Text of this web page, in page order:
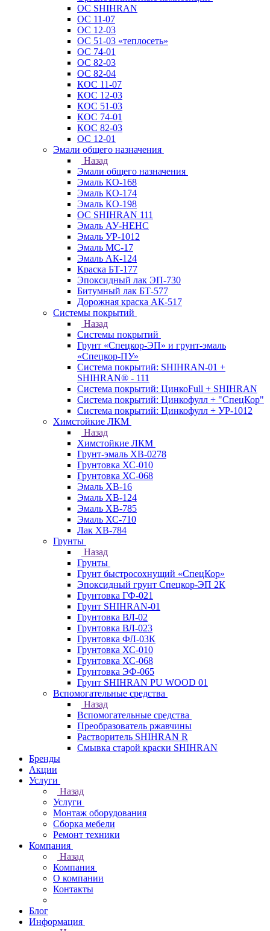
ОС SHIHRAN
ОС 11-07
ОС 12-03
ОС 51-03 «теплосеть»
ОС 74-01
ОС 82-03
ОС 82-04
КОС 11-07
КОС 12-03
КОС 51-03
КОС 74-01
КОС 82-03
ОС 12-01
Эмали общего назначения
Назад
Эмали общего назначения
Эмаль КО-168
Эмаль КО-174
Эмаль КО-198
ОС SHIHRAN 111
Эмаль АУ-НЕНС
Эмаль УР-1012
Эмаль МС-17
Эмаль АК-124
Краска БТ-177
Эпоксидный лак ЭП-730
Битумный лак БТ-577
Дорожная краска АК-517
Системы покрытий
Назад
Системы покрытий
Грунт «Спецкор-ЭП» и грунт-эмаль
«Спецкор-ПУ»
Система покрытий: SHIHRAN-01 +
SHIHRAN® - 111
Система покрытий: ЦинкоFull + SHIHRAN
Система покрытий: Цинкофулл + "СпецКор"
Система покрытий: Цинкофулл + УР-1012
Химстойкие ЛКМ
Назад
Химстойкие ЛКМ
Грунт-эмаль ХВ-0278
Грунтовка ХС-010
Грунтовка ХС-068
Эмаль ХВ-16
Эмаль ХВ-124
Эмаль ХВ-785
Эмаль ХС-710
Лак ХВ-784
Грунты
Назад
Грунты
Грунт быстросохнущий «СпецКор»
Эпоксидный грунт Спецкор-ЭП 2К
Грунтовка ГФ-021
Грунт SHIHRAN-01
Грунтовка ВЛ-02
Грунтовка ВЛ-023
Грунтовка ФЛ-03К
Грунтовка ХС-010
Грунтовка ХС-068
Грунтовка ЭФ-065
Грунт SHIHRAN PU WOOD 01
Вспомогательные средства
Назад
Вспомогательные средства
Преобразователь ржавчины
Растворитель SHIHRAN R
Смывка старой краски SHIHRAN
Бренды
Акции
Услуги
Назад
Услуги
Монтаж оборудования
Сборка мебели
Ремонт техники
Компания
Назад
Компания
О компании
Контакты
Блог
Информация